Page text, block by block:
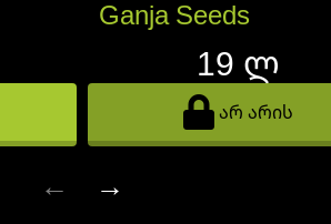
Ganja Seeds
19 ლ
არ არის
← →